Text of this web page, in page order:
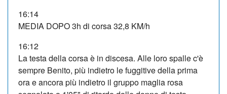
16:14
MEDIA DOPO 3h di corsa 32,8 KM/h
16:12
La testa della corsa è in discesa. Alle loro spalle c'è
sempre Benito, più indietro le fuggitive della prima
ora e ancora più indietro il gruppo maglia rosa